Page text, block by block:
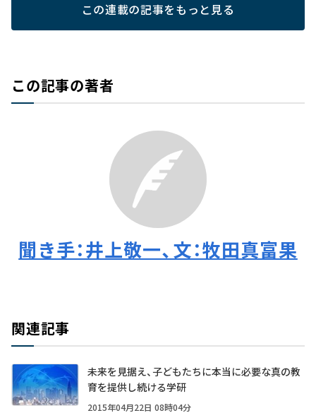
この連載の記事をもっと見る
この記事の著者
聞き手：井上敬一、文：牧田真富果
関連記事
未来を見据え、子どもたちに本当に必要な真の教
育を提供し続ける学研
2015年04月22日 08時04分